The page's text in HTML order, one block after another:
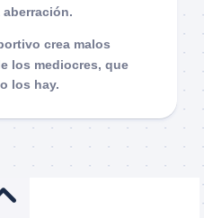
aberración.
crea malos
los mediocres, que
los hay.